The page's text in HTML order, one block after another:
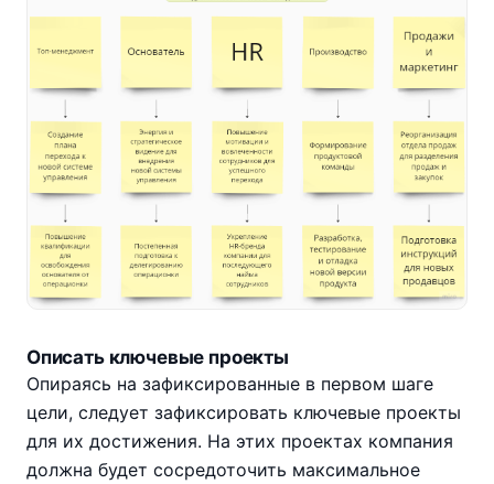
Описать ключевые проекты
Опираясь на зафиксированные в первом шаге
цели, следует зафиксировать ключевые проекты
для их достижения. На этих проектах компания
должна будет сосредоточить максимальное